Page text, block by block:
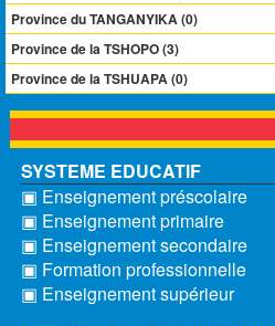
Province du TANGANYIKA (0)
Province de la TSHOPO (3)
Province de la TSHUAPA (0)
SYSTEME EDUCATIF
▣ Enseignement préscolaire
▣ Enseignement primaire
▣ Enseignement secondaire
▣ Formation professionnelle
▣ Enseignement supérieur